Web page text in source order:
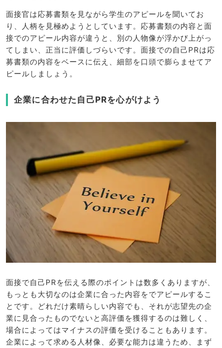
面接官は応募書類を見ながら学生のアピールを聞いてお
り、人柄を見極めようとしています。応募書類の内容と面
接でのアピール内容が違うと、別の人物像が浮かび上がっ
てしまい、正当に評価しづらいです。面接での自己PRは応
募書類の内容をベースに伝え、細部を口頭で膨らませてア
ピールしましょう。
企業に合わせた自己PRを心がけよう
面接で自己PRを伝える際のポイントは数多くありますが、
もっとも大切なのは企業に合った内容をでアピールするこ
とです。どれだけ素晴らしい内容でも、それが志望先の企
業に見合ったものでないと高評価を獲得するのは難しく、
場合によってはマイナスの評価を受けることもあります。
企業によって求める人材像、必要な能力は違うため、まず